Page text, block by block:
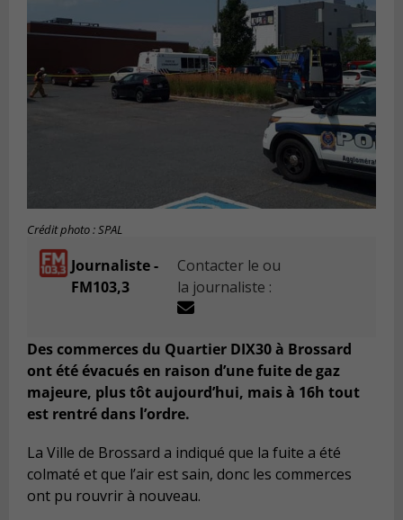
Crédit photo : SPAL
Journaliste -
FM103,3
Contacter le ou
la journaliste :
Des commerces du Quartier DIX30 à Brossard
ont été évacués en raison d’une fuite de gaz
majeure, plus tôt aujourd’hui, mais à 16h tout
est rentré dans l’ordre.
La Ville de Brossard a indiqué que la fuite a été
colmaté et que l’air est sain, donc les commerces
ont pu rouvrir à nouveau.